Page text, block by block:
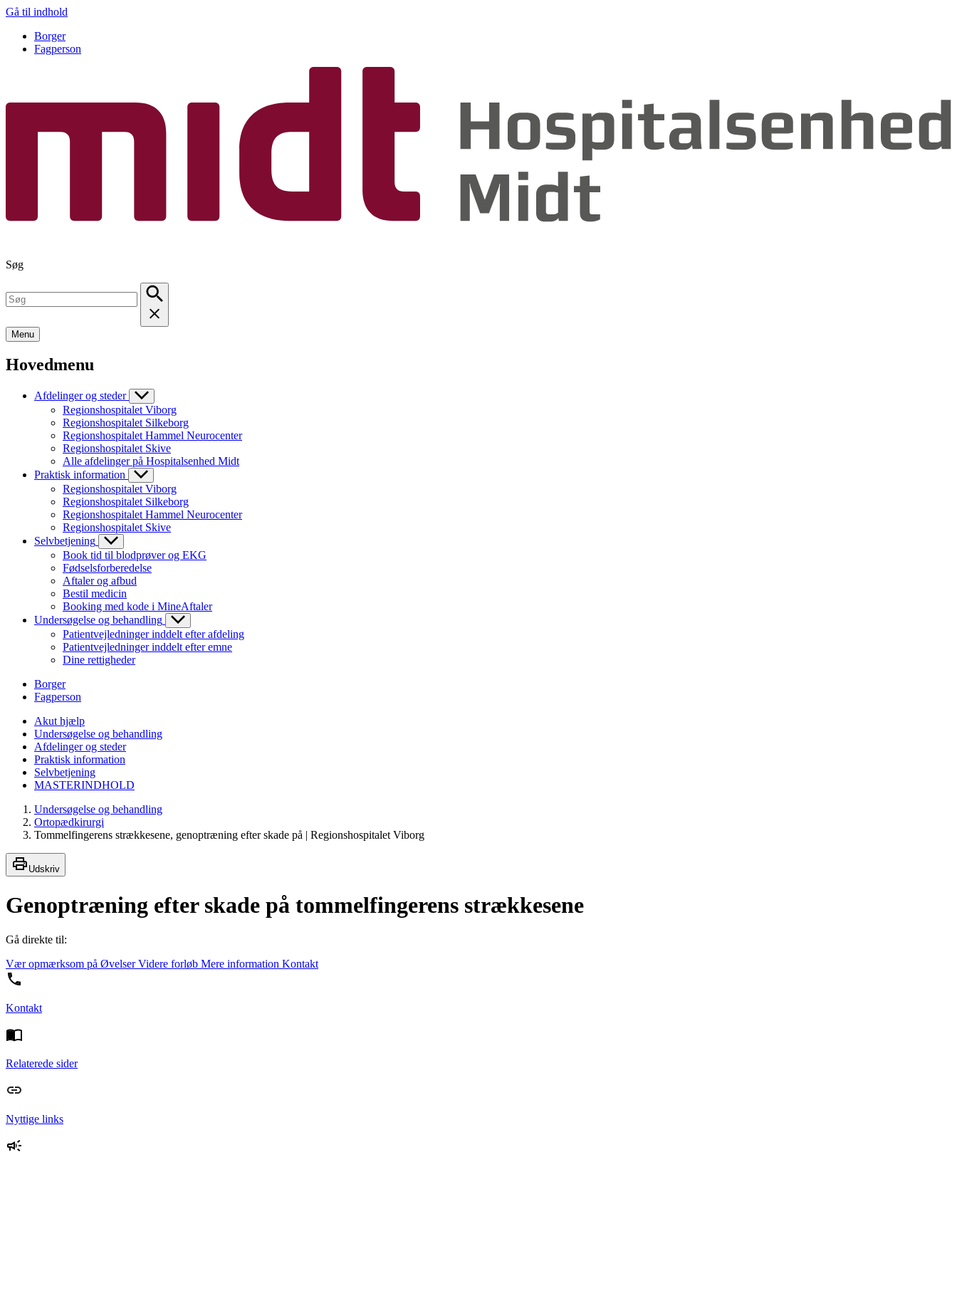
Gå til indhold
Borger
Fagperson
Søg
Menu
Hovedmenu
Afdelinger og steder
Regionshospitalet Viborg
Regionshospitalet Silkeborg
Regionshospitalet Hammel Neurocenter
Regionshospitalet Skive
Alle afdelinger på Hospitalsenhed Midt
Praktisk information
Regionshospitalet Viborg
Regionshospitalet Silkeborg
Regionshospitalet Hammel Neurocenter
Regionshospitalet Skive
Selvbetjening
Book tid til blodprøver og EKG
Fødselsforberedelse
Aftaler og afbud
Bestil medicin
Booking med kode i MineAftaler
Undersøgelse og behandling
Patientvejledninger inddelt efter afdeling
Patientvejledninger inddelt efter emne
Dine rettigheder
Borger
Fagperson
Akut hjælp
Undersøgelse og behandling
Afdelinger og steder
Praktisk information
Selvbetjening
MASTERINDHOLD
Undersøgelse og behandling
Ortopædkirurgi
Tommelfingerens strækkesene, genoptræning efter skade på | Regionshospitalet Viborg
Udskriv
Genoptræning efter skade på tommelfingerens strækkesene
Gå direkte til:
Vær opmærksom på ØvelserVidere forløb Mere information Kontakt
Kontakt
Relaterede sider
Nyttige links